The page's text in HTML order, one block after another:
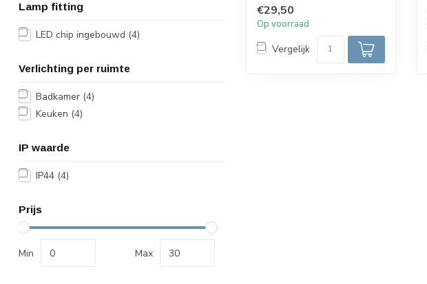
Lamp fitting
LED chip ingebouwd (4)
Verlichting per ruimte
Badkamer (4)
Keuken (4)
IP waarde
IP44 (4)
Prijs
Min Max
Voorzie...
€29,50
Op voorraad
Vergelijk